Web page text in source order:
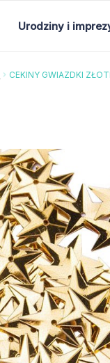
Urodziny i
CEKINY GWIAZDKI